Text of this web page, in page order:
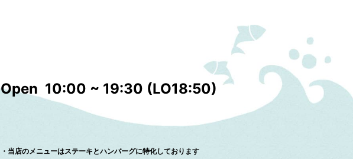
Open 10:00 ~ 19:30 (LO18:50)
・当店のメニューはステーキとハンバーグに特化しております